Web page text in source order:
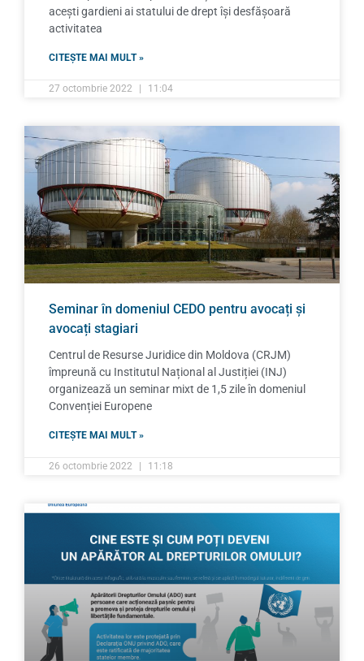
acești gardieni ai statului de drept își desfășoară
activitatea
CITEȘTE MAI MULT »
27 octombrie 2022 11:04
Seminar în domeniul CEDO pentru avocați și
avocați stagiari
Centrul de Resurse Juridice din Moldova (CRJM)
împreună cu Institutul Național al Justiției (INJ)
organizează un seminar mixt de 1,5 zile în domeniul
Convenției Europene
CITEȘTE MAI MULT »
26 octombrie 2022 11:18